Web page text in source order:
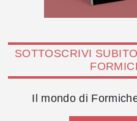
SOTTOSCRIVI
Il mondo di